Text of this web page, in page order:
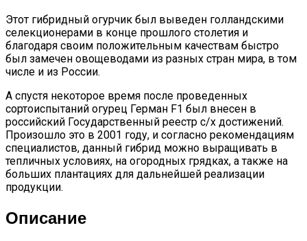
Этот гибридный огурчик был выведен голландскими
селекционерами в конце прошлого столетия и
благодаря своим положительным качествам быстро
был замечен овощеводами из разных стран мира, в том
числе и из России.
А спустя некоторое время после проведенных
сортоиспытаний огурец Герман F1 был внесен в
российский Государственный реестр с/х достижений.
Произошло это в 2001 году, и согласно рекомендациям
специалистов, данный гибрид можно выращивать в
тепличных условиях, на огородных грядках, а также на
больших плантациях для дальнейшей реализации
продукции.
Описание